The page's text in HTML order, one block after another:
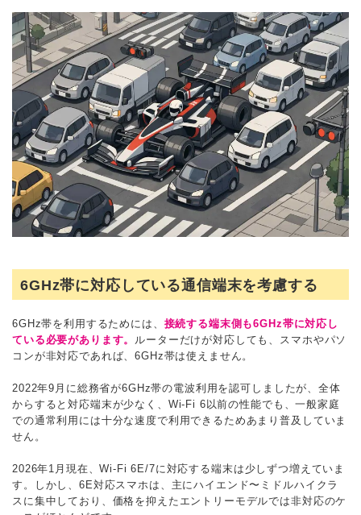
6GHz帯に対応している通信端末を考慮する
6GHz帯を利用するためには、 接続する端末側も6GHz帯に対応し
ている必要があります。
ルーターだけが対応しても、スマホやパソ
コンが非対応であれば、6GHz帯は使えません。
2022年9月に総務省が6GHz帯の電波利用を認可しましたが、全体
からすると対応端末が少なく、Wi-Fi 6以前の性能でも、一般家庭
での通常利用には十分な速度で利用できるためあまり普及していま
せん。
2026年1月現在、Wi-Fi 6E/7に対応する端末は少しずつ増えていま
す。しかし、6E対応スマホは、主にハイエンド〜ミドルハイクラ
スに集中しており、価格を抑えたエントリーモデルでは非対応のケ